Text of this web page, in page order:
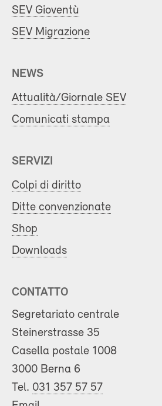
SEV Gioventù
SEV Migrazione
NEWS
Attualità/Giornale SEV
Comunicati stampa
SERVIZI
Colpi di diritto
Ditte convenzionate
Shop
Downloads
CONTATTO
Segretariato centrale
Steinerstrasse 35
Casella postale 1008
3000 Berna 6
Tel. 031 357 57 57